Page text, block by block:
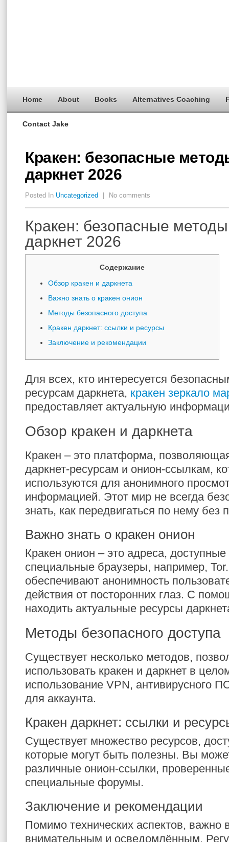
Home About Books Alternatives Coaching
Contact Jake
Кракен: безопасные
даркнет 2026
Posted In Uncategorized No comments
Кракен: безопасные
даркнет 2026
Содержание
Обзор кракен и даркнета
Важно знать о кракен онион
Методы безопасного доступа
Кракен даркнет: ссылки и ресурсы
Заключение и рекомендации
Для всех, кто интересуется
ресурсам даркнета, кракен зеркало
предоставляет актуальную
Обзор кракен и даркнета
Кракен – это платформа,
даркнет-ресурсам и онион-ссылкам,
используются для анонимного
информацией. Этот мир не всегда
знать, как передвигаться по нему без
Важно знать о кракен онион
Кракен онион – это адреса, доступные
специальные браузеры, например,
обеспечивают анонимность
действия от посторонних глаз. С
находить актуальные ресурсы
Методы безопасного доступа
Существует несколько методов,
использовать кракен и даркнет в
использование VPN, антивирусного
для аккаунта.
Кракен даркнет: ссылки и
Существует множество ресурсов,
которые могут быть полезны. Вы
различные онион-ссылки,
специальные форумы.
Заключение и рекомендации
Помимо технических аспектов, важно
внимательным и осведомлённым.